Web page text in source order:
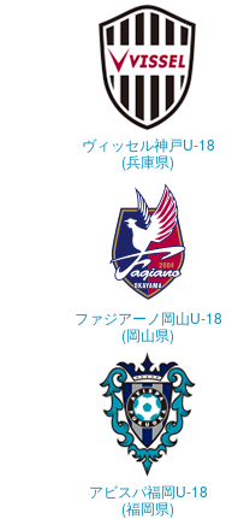
ヴィッセル神戸U-18
(兵庫県)
ファジアーノ岡山U-18
(岡山県)
アビスパ福岡U-18
(福岡県)